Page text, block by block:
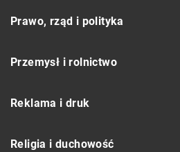
Prawo, rząd i polityka
Przemysł i rolnictwo
Reklama i druk
Religia i duchowość